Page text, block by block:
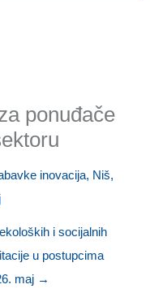
ponuđače
inovacija, Niš,
i socijalnih
u postupcima
maj →